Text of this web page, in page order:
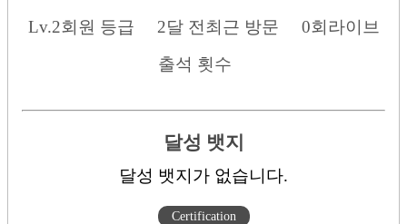
Lv.2회원 등급 2달 전 최근 방문 0회 라이브
출석 횟수
달성 뱃지
달성 뱃지가 없습니다.
Certification